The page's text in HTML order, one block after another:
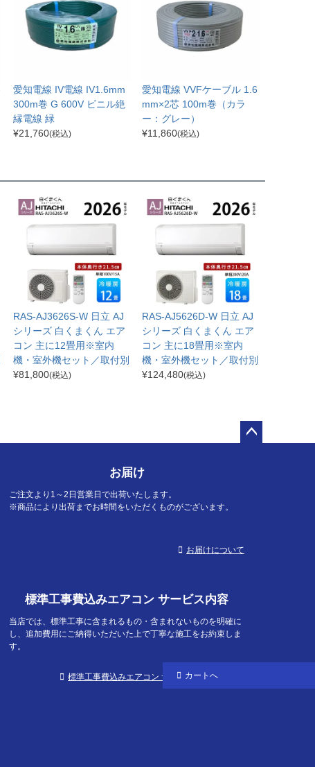
カートへ
愛知電線 IV電線 IV1.6mm
300m巻 G 600V ビニル絶
縁電線 緑
¥21,760(税込)
愛知電線 VVFケーブル 1.6
mm×2芯 100m巻（カラ
ー：グレー）
¥11,860(税込)
RAS-AJ3626S-W 日立 AJ
シリーズ 白くまくん エア
コン 主に12畳用※室内
機・室外機セット／取付別
¥81,800(税込)
RAS-AJ5626D-W 日立 AJ
シリーズ 白くまくん エア
コン 主に18畳用※室内
機・室外機セット／取付別
¥124,480(税込)
お届け
ご注文より1～2日営業日で出荷いたします。
※商品により出荷までお時間をいただくものがございます。
お届けについて
標準工事費込みエアコン サービス内容
当店では、標準工事に含まれるもの・含まれないものを明確に
し、追加費用にご納得いただいた上で丁寧な施工をお約束しま
す。
標準工事費込みエアコン サービス内容について